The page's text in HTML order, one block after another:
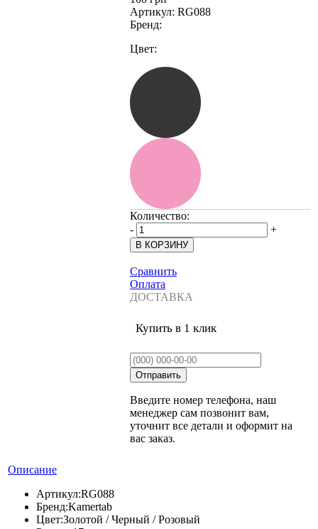
Артикул: RG088
Бренд:
Цвет:
Количество:
-
+
Сравнить
Оплата
ДОСТАВКА
Купить в 1 клик
Введите номер телефона, наш
менеджер сам позвонит вам,
уточнит все детали и оформит на
вас заказ.
Описание
Артикул:RG088
Бренд:Kamertab
Цвет:Золотой / Черный / Розовый